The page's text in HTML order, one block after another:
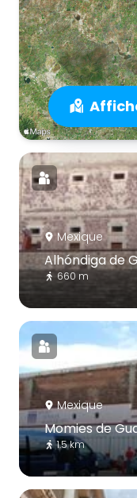
Mexique
Alhóndiga de
660 m
Mexique
Momies de
1.5 km